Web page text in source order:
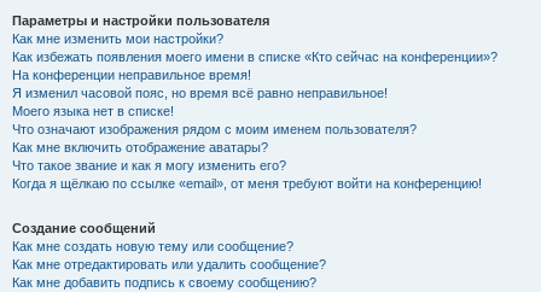
Параметры и настройки пользователя
Как мне изменить мои настройки?
Как избежать появления моего имени в списке «Кто сейчас на конференции»?
На конференции неправильное время!
Я изменил часовой пояс, но время всё равно неправильное!
Моего языка нет в списке!
Что означают изображения рядом с моим именем пользователя?
Как мне включить отображение аватары?
Что такое звание и как я могу изменить его?
Когда я щёлкаю по ссылке «email», от меня требуют войти на конференцию!
Создание сообщений
Как мне создать новую тему или сообщение?
Как мне отредактировать или удалить сообщение?
Как мне добавить подпись к своему сообщению?